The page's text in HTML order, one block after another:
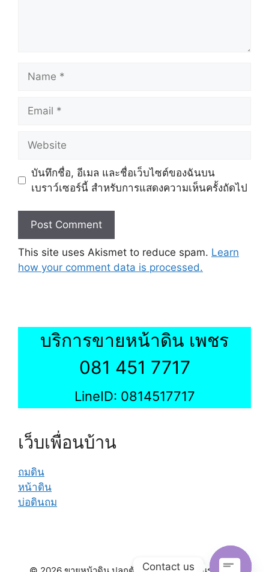
บันทึกชื่อ, อีเมล และชื่อเว็บไซต์ของฉันบน
เบราว์เซอร์นี้ สำหรับการแสดงความเห็นครั้งถัดไป
This site uses Akismet to reduce spam. Learn
how your comment data is processed.
บริการขายหน้าดิน เพชร
081 451 7717
LineID: 0814517717
เว็บเพื่อนบ้าน
ถมดิน
หน้าดิน
บ่อดินถม
Contact us